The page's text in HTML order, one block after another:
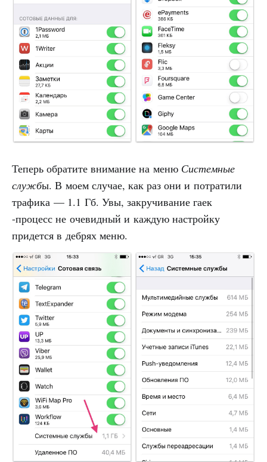
Теперь обратите внимание на меню Системные
службы. В моем случае, как раз они и потратили
трафика — 1.1 Гб. Увы, закручивание гаек
-процесс не очевидный и каждую настройку
придется в дебрях меню.